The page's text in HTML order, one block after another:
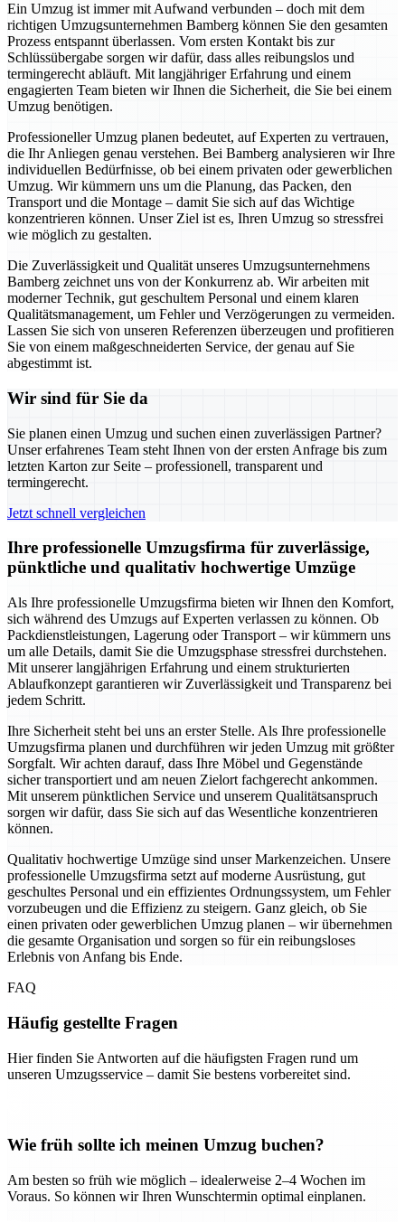
Ein Umzug ist immer mit Aufwand verbunden – doch mit dem
richtigen Umzugsunternehmen Bamberg können Sie den gesamten
Prozess entspannt überlassen. Vom ersten Kontakt bis zur
Schlüssübergabe sorgen wir dafür, dass alles reibungslos und
termingerecht abläuft. Mit langjähriger Erfahrung und einem
engagierten Team bieten wir Ihnen die Sicherheit, die Sie bei einem
Umzug benötigen.
Professioneller Umzug planen bedeutet, auf Experten zu vertrauen,
die Ihr Anliegen genau verstehen. Bei Bamberg analysieren wir Ihre
individuellen Bedürfnisse, ob bei einem privaten oder gewerblichen
Umzug. Wir kümmern uns um die Planung, das Packen, den
Transport und die Montage – damit Sie sich auf das Wichtige
konzentrieren können. Unser Ziel ist es, Ihren Umzug so stressfrei
wie möglich zu gestalten.
Die Zuverlässigkeit und Qualität unseres Umzugsunternehmens
Bamberg zeichnet uns von der Konkurrenz ab. Wir arbeiten mit
moderner Technik, gut geschultem Personal und einem klaren
Qualitätsmanagement, um Fehler und Verzögerungen zu vermeiden.
Lassen Sie sich von unseren Referenzen überzeugen und profitieren
Sie von einem maßgeschneiderten Service, der genau auf Sie
abgestimmt ist.
Wir sind für Sie da
Sie planen einen Umzug und suchen einen zuverlässigen Partner?
Unser erfahrenes Team steht Ihnen von der ersten Anfrage bis zum
letzten Karton zur Seite – professionell, transparent und
termingerecht.
Jetzt schnell vergleichen
Ihre professionelle Umzugsfirma für zuverlässige,
pünktliche und qualitativ hochwertige Umzüge
Als Ihre professionelle Umzugsfirma bieten wir Ihnen den Komfort,
sich während des Umzugs auf Experten verlassen zu können. Ob
Packdienstleistungen, Lagerung oder Transport – wir kümmern uns
um alle Details, damit Sie die Umzugsphase stressfrei durchstehen.
Mit unserer langjährigen Erfahrung und einem strukturierten
Ablaufkonzept garantieren wir Zuverlässigkeit und Transparenz bei
jedem Schritt.
Ihre Sicherheit steht bei uns an erster Stelle. Als Ihre professionelle
Umzugsfirma planen und durchführen wir jeden Umzug mit größter
Sorgfalt. Wir achten darauf, dass Ihre Möbel und Gegenstände
sicher transportiert und am neuen Zielort fachgerecht ankommen.
Mit unserem pünktlichen Service und unserem Qualitätsanspruch
sorgen wir dafür, dass Sie sich auf das Wesentliche konzentrieren
können.
Qualitativ hochwertige Umzüge sind unser Markenzeichen. Unsere
professionelle Umzugsfirma setzt auf moderne Ausrüstung, gut
geschultes Personal und ein effizientes Ordnungssystem, um Fehler
vorzubeugen und die Effizienz zu steigern. Ganz gleich, ob Sie
einen privaten oder gewerblichen Umzug planen – wir übernehmen
die gesamte Organisation und sorgen so für ein reibungsloses
Erlebnis von Anfang bis Ende.
FAQ
Häufig gestellte Fragen
Hier finden Sie Antworten auf die häufigsten Fragen rund um
unseren Umzugsservice – damit Sie bestens vorbereitet sind.
Wie früh sollte ich meinen Umzug buchen?
Am besten so früh wie möglich – idealerweise 2–4 Wochen im
Voraus. So können wir Ihren Wunschtermin optimal einplanen.